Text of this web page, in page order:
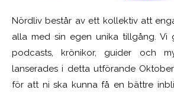
Nördliv består av ett kollektiv att
alla med sin egen unika tillgång. Vi
podcasts, krönikor, guider och
lanserades i detta utförande
för att ni ska kunna få en bättre